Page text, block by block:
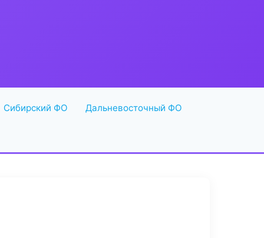
Сибирский ФО Дальневосточный ФО